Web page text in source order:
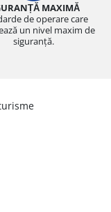
MAXIMĂ
de operare care
un nivel maxim de
siguranță.